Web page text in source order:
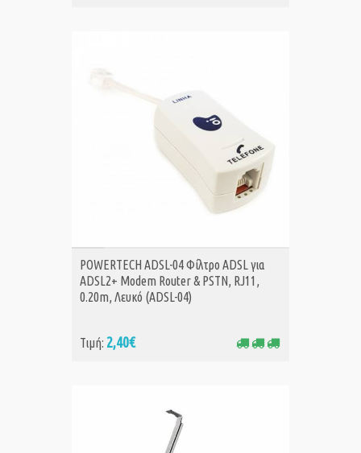
ΑΓΟΡΑ
POWERTECH ADSL-04 Φίλτρο ADSL για
ADSL2+ Modem Router & PSTN, RJ11,
0.20m, Λευκό (ADSL-04)
Τιμή: 2,40€